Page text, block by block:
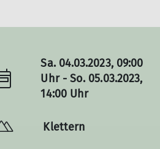
Sa. 04.03.2023, 09:00
Uhr - So. 05.03.2023,
14:00 Uhr
Klettern